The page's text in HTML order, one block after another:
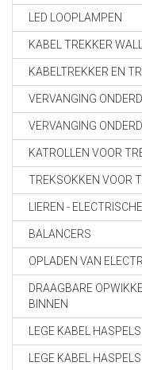
LED LOOPLAMPEN
KABEL TREKKER
KABELTREKKER EN
VERVANGING
VERVANGING
KATROLLEN VOOR
TREKSOKKEN VOOR
LIEREN -
BALANCERS
OPLADEN VAN
DRAAGBARE
BINNEN
LEGE KABEL HASPELS
LEGE KABEL